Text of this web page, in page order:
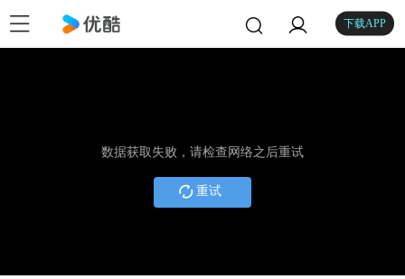
下载APP
数据获取失败，请检查网络之后重试
重试